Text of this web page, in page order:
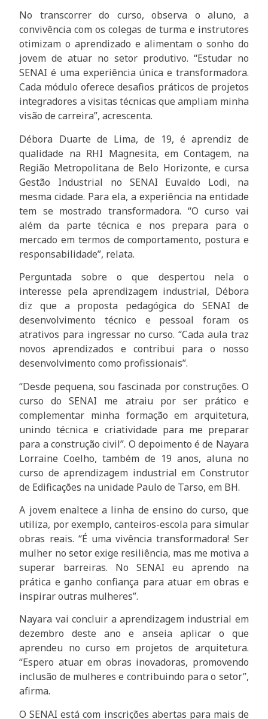
No transcorrer do curso, observa o aluno, a
convivência com os colegas de turma e instrutores
otimizam o aprendizado e alimentam o sonho do
jovem de atuar no setor produtivo. “Estudar no
SENAI é uma experiência única e transformadora.
Cada módulo oferece desafios práticos de projetos
integradores a visitas técnicas que ampliam minha
visão de carreira”, acrescenta.
Débora Duarte de Lima, de 19, é aprendiz de
qualidade na RHI Magnesita, em Contagem, na
Região Metropolitana de Belo Horizonte, e cursa
Gestão Industrial no SENAI Euvaldo Lodi, na
mesma cidade. Para ela, a experiência na entidade
tem se mostrado transformadora. “O curso vai
além da parte técnica e nos prepara para o
mercado em termos de comportamento, postura e
responsabilidade”, relata.
Perguntada sobre o que despertou nela o
interesse pela aprendizagem industrial, Débora
diz que a proposta pedagógica do SENAI de
desenvolvimento técnico e pessoal foram os
atrativos para ingressar no curso. “Cada aula traz
novos aprendizados e contribui para o nosso
desenvolvimento como profissionais”.
“Desde pequena, sou fascinada por construções. O
curso do SENAI me atraiu por ser prático e
complementar minha formação em arquitetura,
unindo técnica e criatividade para me preparar
para a construção civil”. O depoimento é de Nayara
Lorraine Coelho, também de 19 anos, aluna no
curso de aprendizagem industrial em Construtor
de Edificações na unidade Paulo de Tarso, em BH.
A jovem enaltece a linha de ensino do curso, que
utiliza, por exemplo, canteiros-escola para simular
obras reais. “É uma vivência transformadora! Ser
mulher no setor exige resiliência, mas me motiva a
superar barreiras. No SENAI eu aprendo na
prática e ganho confiança para atuar em obras e
inspirar outras mulheres”.
Nayara vai concluir a aprendizagem industrial em
dezembro deste ano e anseia aplicar o que
aprendeu no curso em projetos de arquitetura.
“Espero atuar em obras inovadoras, promovendo
inclusão de mulheres e contribuindo para o setor”,
afirma.
O SENAI está com inscrições abertas para mais de